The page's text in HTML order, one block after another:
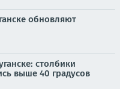
обновляют
столбики
выше 40 градусов